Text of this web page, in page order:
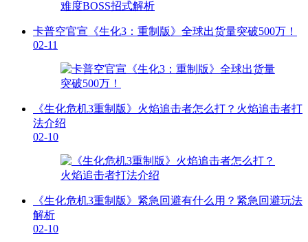
卡普空官宣《生化3：重制版》全球出货量突破500万！
02-11
《生化危机3重制版》火焰追击者怎么打？火焰追击者打
法介绍
02-10
《生化危机3重制版》紧急回避有什么用？紧急回避玩法
解析
02-10